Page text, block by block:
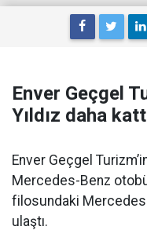
Enver Geçgel
Yıldız daha
Enver Geçgel
Mercedes-Benz
filosundaki Mercedes-
ulaştı.